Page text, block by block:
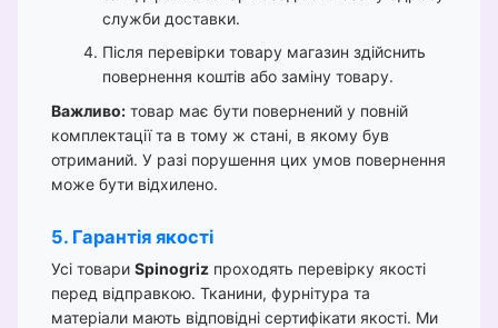
служби доставки.
Після перевірки товару магазин здійснить
повернення коштів або заміну товару.
Важливо: товар має бути повернений у повній
комплектації та в тому ж стані, в якому був
отриманий. У разі порушення цих умов повернення
може бути відхилено.
5. Гарантія якості
Усі товари Spinogriz проходять перевірку якості
перед відправкою. Тканини, фурнітура та
матеріали мають відповідні сертифікати якості. Ми